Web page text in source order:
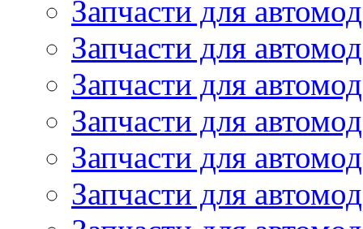
Запчасти для
Запчасти для
Запчасти для
Запчасти для
Запчасти для
Запчасти для